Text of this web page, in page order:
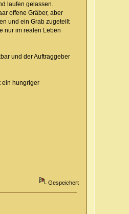
laufen gelassen.
offene Gräber, aber
und ein Grab zugeteilt
nur im realen Leben
und der Auftraggeber
ein hungriger
Gespeichert